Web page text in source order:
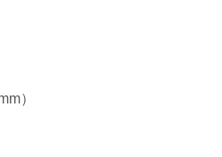
）